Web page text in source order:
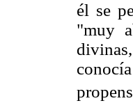
él se
"muy